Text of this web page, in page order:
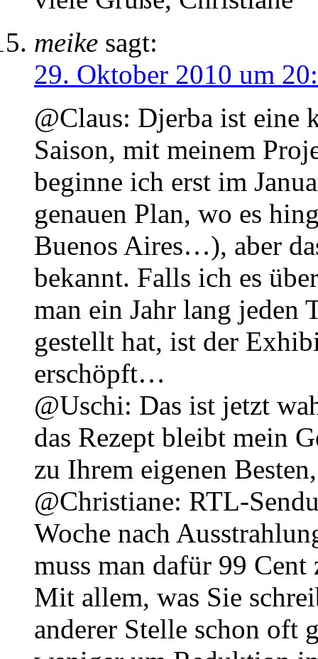
meike sagt:
29. Oktober 2010 um
@Claus: Djerba ist eine
Saison, mit meinem
beginne ich erst im
genauen Plan, wo es
Buenos Aires…), aber
bekannt. Falls ich es
man ein Jahr lang jeden
gestellt hat, ist der
erschöpft…
@Uschi: Das ist jetzt
das Rezept bleibt mein
zu Ihrem eigenen
@Christiane: RTL-
Woche nach
muss man dafür 99 Cent
Mit allem, was Sie
anderer Stelle schon oft